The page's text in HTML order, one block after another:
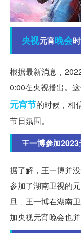
央视元宵晚会
根据最新消息，
0:00在央视播出。
元宵节的时候，相
节日氛围。
王一博参加
据了解，王一博并
参加了湖南卫视的
旦，王一博在湖南
加央视元宵晚会也并